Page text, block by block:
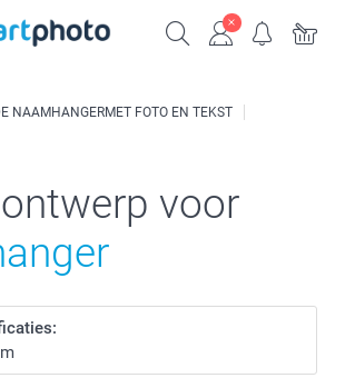
NAAMHANGERMET FOTO EN TEKST
voor